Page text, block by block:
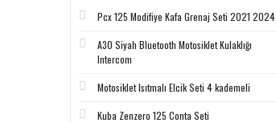
Pcx 125 Modifiye Kafa Grenaj Seti 2021 2024
A30 Siyah Bluetooth Motosiklet Kulaklığı
Intercom
Motosiklet Isıtmalı Elcik Seti 4 kademeli
Kuba Zenzero 125 Conta Seti